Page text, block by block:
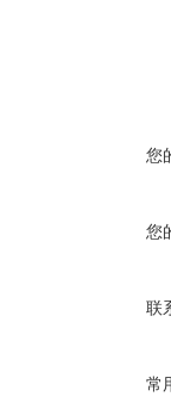
您
您
联
常